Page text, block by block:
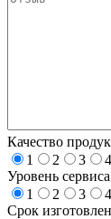
Качество
1
2 3 4
Уровень сервиса
1
2 3 4
Срок